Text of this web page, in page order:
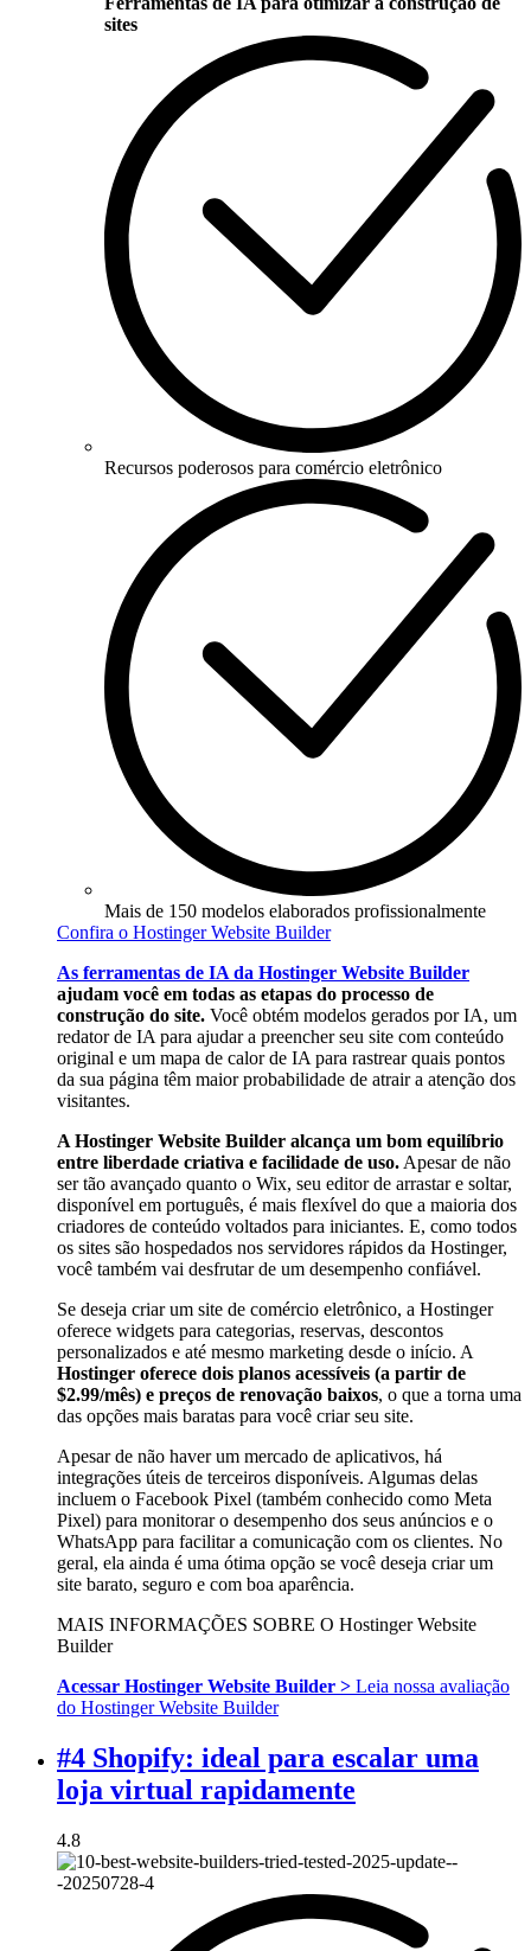
sites
Recursos poderosos para comércio eletrônico
Mais de 150 modelos elaborados profissionalmente
Confira o Hostinger Website Builder
As ferramentas de IA da Hostinger Website Builder
ajudam você em todas as etapas do processo de
construção do site. Você obtém modelos gerados por IA, um
redator de IA para ajudar a preencher seu site com conteúdo
original e um mapa de calor de IA para rastrear quais pontos
da sua página têm maior probabilidade de atrair a atenção dos
visitantes.
A Hostinger Website Builder alcança um bom equilíbrio
entre liberdade criativa e facilidade de uso.Apesar de não
ser tão avançado quanto o Wix, seu editor de arrastar e soltar,
disponível em português, é mais flexível do que a maioria dos
criadores de conteúdo voltados para iniciantes. E, como todos
os sites são hospedados nos servidores rápidos da Hostinger,
você também vai desfrutar de um desempenho confiável.
Se deseja criar um site de comércio eletrônico, a Hostinger
oferece widgets para categorias, reservas, descontos
personalizados e até mesmo marketing desde o início. A
Hostinger oferece dois planos acessíveis (a partir de
$2.99/mês) e preços de renovação baixos, o que a torna uma
das opções mais baratas para você criar seu site.
Apesar de não haver um mercado de aplicativos, há
integrações úteis de terceiros disponíveis. Algumas delas
incluem o Facebook Pixel (também conhecido como Meta
Pixel) para monitorar o desempenho dos seus anúncios e o
WhatsApp para facilitar a comunicação com os clientes. No
geral, ela ainda é uma ótima opção se você deseja criar um
site barato, seguro e com boa aparência.
MAIS INFORMAÇÕES SOBRE O Hostinger Website
Builder
Acessar Hostinger Website Builder > Leia nossa avaliação
do Hostinger Website Builder
#4 Shopify: ideal para escalar uma
loja virtual rapidamente
4.8